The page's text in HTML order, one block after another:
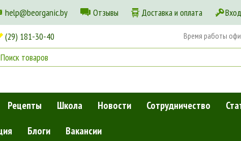
help@beorganic.by Отзывы Доставка и оплата Вход
(29) 181-30-40 Время работы
Рецепты Школа Новости Сотрудничество
Блоги Вакансии
5 мл